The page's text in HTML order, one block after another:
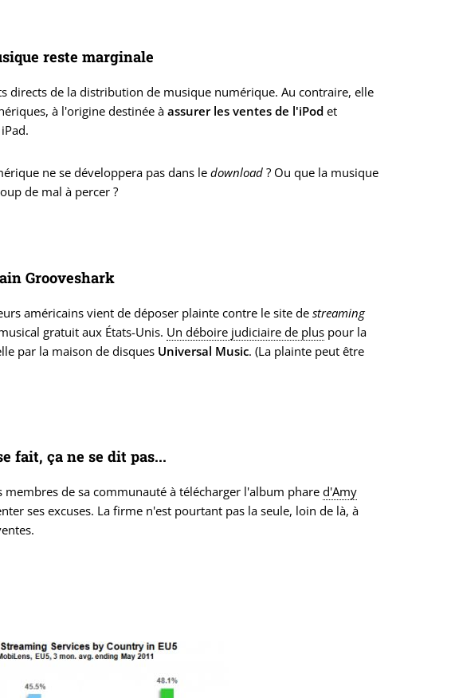
reste marginale
directs de la distribution de musique numérique. Au contraire, elle
à l'origine destinée àassurer les ventes de l'iPod et
ne se développera pas dans ledownload ? Ou que la musique
de mal à percer ?
Grooveshark
américains vient de déposer plainte contre le site destreaming
gratuit aux États-Unis. Un déboire judiciaire de plus pour la
par la maison de disques Universal Music. (La plainte peut être
fait, ça ne se dit pas...
de sa communauté à télécharger l'album phared'Amy
ses excuses. La firme n'est pourtant pas la seule, loin de là, à